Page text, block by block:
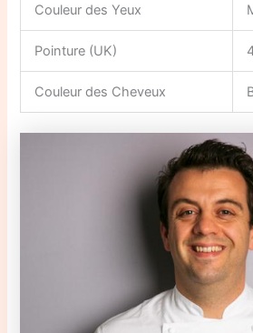
Couleur des Yeux
Pointure (UK)
Couleur des Cheveux